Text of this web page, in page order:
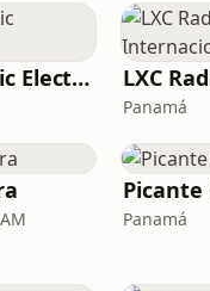
Fusion Music Electronic
Panamá
Picante
Panamá